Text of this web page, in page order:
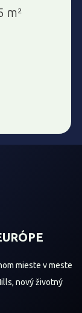
m²
mieste v meste
nový životný